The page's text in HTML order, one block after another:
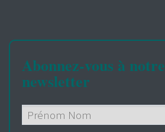
Abonnez-vous à notre
newsletter